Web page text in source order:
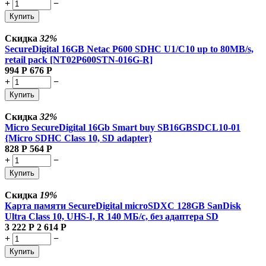
+
−
Купить
Скидка 32%
SecureDigital 16GB Netac P600 SDHC U1/C10 up to 80MB/s,
retail pack [NT02P600STN-016G-R]
994 Р 676 Р
+
−
Купить
Скидка 32%
Micro SecureDigital 16Gb Smart buy SB16GBSDCL10-01
{Micro SDHC Class 10, SD adapter}
828 Р 564 Р
+
−
Купить
Скидка 19%
Карта памяти SecureDigital microSDXC 128GB SanDisk
Ultra Class 10, UHS-I, R 140 МБ/с, без адаптера SD
3 222 Р 2 614 Р
+
−
Купить